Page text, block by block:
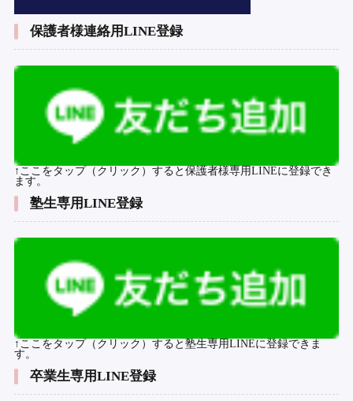
保護者様連絡用LINE登録
↑ここをタップ（クリック）すると保護者様専用LINEに登録でき
ます。
塾生専用LINE登録
↑ここをタップ（クリック）すると塾生専用LINEに登録できま
す。
卒業生専用LINE登録